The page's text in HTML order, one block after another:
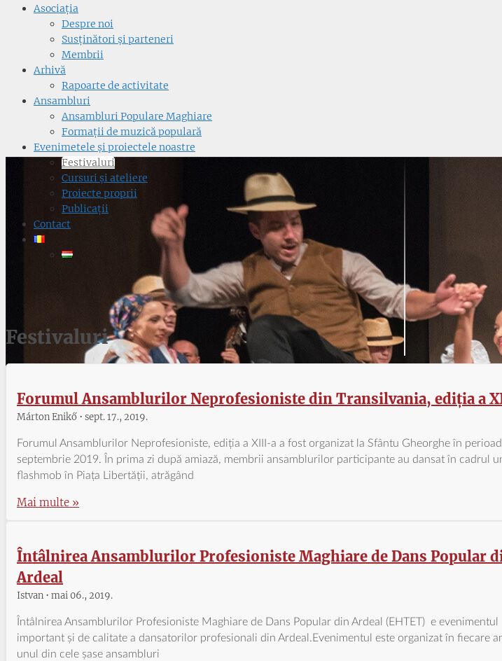
Asociația
Despre noi
Susținători și parteneri
Membrii
Arhivă
Rapoarte de activitate
Ansambluri
Ansambluri Populare Maghiare
Formații de muzică populară
Evenimetele și proiectele noastre
Festivaluri
Cursuri și ateliere
Proiecte proprii
Publicații
Contact
Festivaluri
Forumul Ansamblurilor Neprofesioniste din Transilvania, ediția a
Márton Enikő sept. 17., 2019.
Forumul Ansamblurilor Neprofesioniste, ediția a XIII-a a fost organizat la Sfântu Gheorghe în
septembrie 2019. În prima zi după amiază, membrii ansamblurilor participante au dansat în cadrul
flashmob în Piața Libertății, atrăgând
Mai multe »
Întâlnirea Ansamblurilor Profesioniste Maghiare de Dans Popular
Ardeal
Istvan mai 06., 2019.
Întâlnirea Ansamblurilor Profesioniste Maghiare de Dans Popular din Ardeal (EHTET) e
important și de calitate a dansatorilor profesionali din Ardeal.Evenimentul este organizat în fiecare
unul din cele șase ansambluri